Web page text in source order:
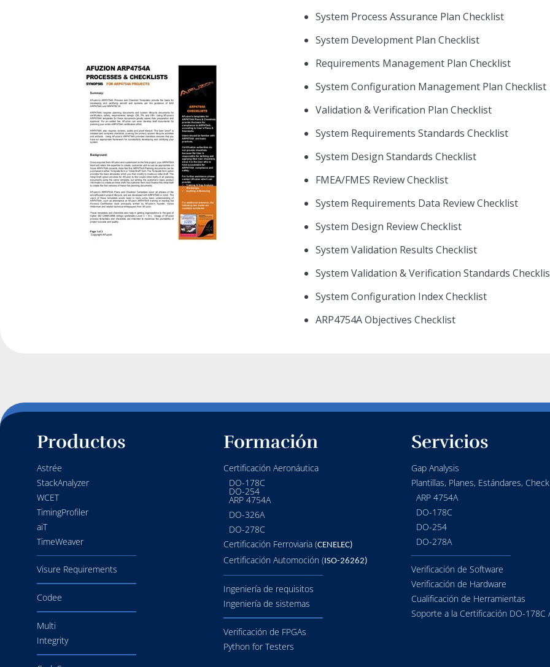
System Process Assurance Plan Checklist
System Development Plan Checklist
Requirements Management Plan Checklist
System Configuration Management Plan Checklist
Validation & Verification Plan Checklist
System Requirements Standards Checklist
System Design Standards Checklist
FMEA/FMES Review Checklist
System Requirements Data Review Checklist
System Design Review Checklist
System Validation Results Checklist
System Validation & Verification Standards
System Configuration Index Checklist
ARP4754A Objectives Checklist
Productos
Astrée
StackAnalyzer
WCET
TimingProfiler
aiT
TimeWeaver
Visure Requirements
Codee
Multi
Integrity
Formación
Certificación Aeronáutica
DO-178C
DO-254
ARP 4754A
DO-326A
DO-278C
Certificación Ferroviaria (CENELEC)
Certificación Automoción (ISO-26262)
Ingeniería de requisitos
Ingeniería de sistemas
Verificación de FPGAs
Python for Testers
Servicios
Gap Analysis
Plantillas, Planes, Estándares,
ARP 4754A
DO-178C
DO-254
DO-278A
Verificación de Software
Verificación de Hardware
Cualificación de Herramientas
Soporte a la Certificación DO-178C